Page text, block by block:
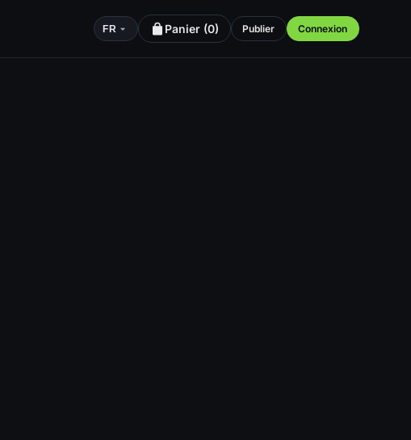
FR Panier (0) Publier Connexion